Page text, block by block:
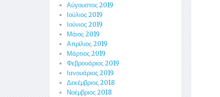
Αύγουστος 2019
Ιούλιος 2019
Ιούνιος 2019
Μάιος 2019
Απρίλιος 2019
Μάρτιος 2019
Φεβρουάριος 2019
Ιανουάριος 2019
Δεκέμβριος 2018
Νοέμβριος 2018